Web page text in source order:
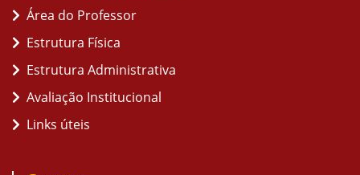
Área do Professor
Estrutura Física
Estrutura Administrativa
Avaliação Institucional
Links úteis